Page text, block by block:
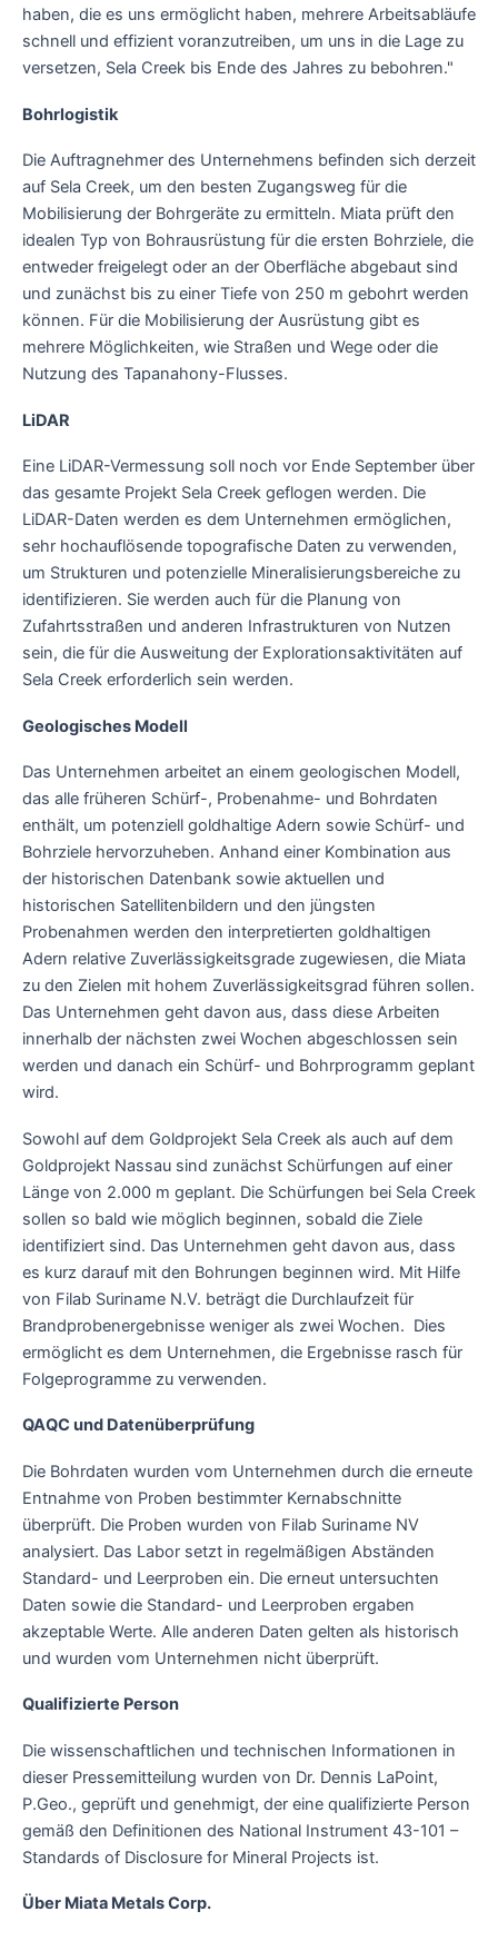
haben, die es uns ermöglicht haben, mehrere Arbeitsabläufe
schnell und effizient voranzutreiben, um uns in die Lage zu
versetzen, Sela Creek bis Ende des Jahres zu bebohren."
Bohrlogistik
Die Auftragnehmer des Unternehmens befinden sich derzeit
auf Sela Creek, um den besten Zugangsweg für die
Mobilisierung der Bohrgeräte zu ermitteln. Miata prüft den
idealen Typ von Bohrausrüstung für die ersten Bohrziele, die
entweder freigelegt oder an der Oberfläche abgebaut sind
und zunächst bis zu einer Tiefe von 250 m gebohrt werden
können. Für die Mobilisierung der Ausrüstung gibt es
mehrere Möglichkeiten, wie Straßen und Wege oder die
Nutzung des Tapanahony-Flusses.
LiDAR
Eine LiDAR-Vermessung soll noch vor Ende September über
das gesamte Projekt Sela Creek geflogen werden. Die
LiDAR-Daten werden es dem Unternehmen ermöglichen,
sehr hochauflösende topografische Daten zu verwenden,
um Strukturen und potenzielle Mineralisierungsbereiche zu
identifizieren. Sie werden auch für die Planung von
Zufahrtsstraßen und anderen Infrastrukturen von Nutzen
sein, die für die Ausweitung der Explorationsaktivitäten auf
Sela Creek erforderlich sein werden.
Geologisches Modell
Das Unternehmen arbeitet an einem geologischen Modell,
das alle früheren Schürf-, Probenahme- und Bohrdaten
enthält, um potenziell goldhaltige Adern sowie Schürf- und
Bohrziele hervorzuheben. Anhand einer Kombination aus
der historischen Datenbank sowie aktuellen und
historischen Satellitenbildern und den jüngsten
Probenahmen werden den interpretierten goldhaltigen
Adern relative Zuverlässigkeitsgrade zugewiesen, die Miata
zu den Zielen mit hohem Zuverlässigkeitsgrad führen sollen.
Das Unternehmen geht davon aus, dass diese Arbeiten
innerhalb der nächsten zwei Wochen abgeschlossen sein
werden und danach ein Schürf- und Bohrprogramm geplant
wird.
Sowohl auf dem Goldprojekt Sela Creek als auch auf dem
Goldprojekt Nassau sind zunächst Schürfungen auf einer
Länge von 2.000 m geplant. Die Schürfungen bei Sela Creek
sollen so bald wie möglich beginnen, sobald die Ziele
identifiziert sind. Das Unternehmen geht davon aus, dass
es kurz darauf mit den Bohrungen beginnen wird. Mit Hilfe
von Filab Suriname N.V. beträgt die Durchlaufzeit für
Brandprobenergebnisse weniger als zwei Wochen. Dies
ermöglicht es dem Unternehmen, die Ergebnisse rasch für
Folgeprogramme zu verwenden.
QAQC und Datenüberprüfung
Die Bohrdaten wurden vom Unternehmen durch die erneute
Entnahme von Proben bestimmter Kernabschnitte
überprüft. Die Proben wurden von Filab Suriname NV
analysiert. Das Labor setzt in regelmäßigen Abständen
Standard- und Leerproben ein. Die erneut untersuchten
Daten sowie die Standard- und Leerproben ergaben
akzeptable Werte. Alle anderen Daten gelten als historisch
und wurden vom Unternehmen nicht überprüft.
Qualifizierte Person
Die wissenschaftlichen und technischen Informationen in
dieser Pressemitteilung wurden von Dr. Dennis LaPoint,
P.Geo., geprüft und genehmigt, der eine qualifizierte Person
gemäß den Definitionen des National Instrument 43-101 –
Standards of Disclosure for Mineral Projects ist.
Über Miata Metals Corp.